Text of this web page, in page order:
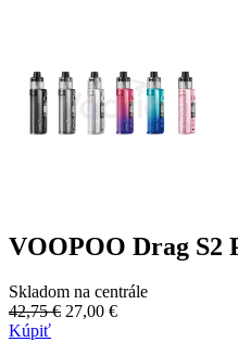
VOOPOO Drag S2
Skladom na centrále
42,75 € 27,00 €
Kúpiť